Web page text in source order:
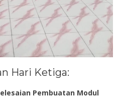
Hari Ketiga:
Pembuatan Modul